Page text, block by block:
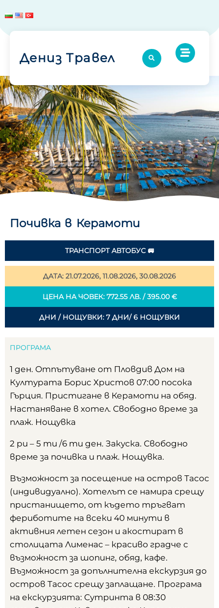
Дениз Травел
Почивка в Керамоти
ТРАНСПОРТ АВТОБУС 🚐
ДАТА: 21.07.2026, 11.08.2026, 30.08.2026
ЦЕНА НА ЧОВЕК: 772.55 ЛВ. / 395.00 €
ДНИ / НОЩУВКИ: 7 ДНИ/ 6 НОЩУВКИ
ПРОГРАМА
1 ден. Отпътуване от Пловдив Дом на
Културата Борис Христов 07:00 посока
Гърция. Пристигане в Керамоти на обяд.
Настаняване в хотел. Свободно време за
плаж. Нощувка
2 ри – 5 ти /6 ти ден. Закуска. Свободно
време за почивка и плаж. Нощувка.
Възможност за посещение на остров Тасос
(индивидуално). Хотелът се намира срещу
пристанището, от където тръгват
фериботите на всеки 40 минути в
активния летен сезон и акостират в
столицата Лименас – красиво градче с
възможност за шопинг, обяд, кафе.
Възможност за допълнителна екскурзия до
остров Тасос срещу заплащане. Програма
на екскурзията: Сутринта в 08:30